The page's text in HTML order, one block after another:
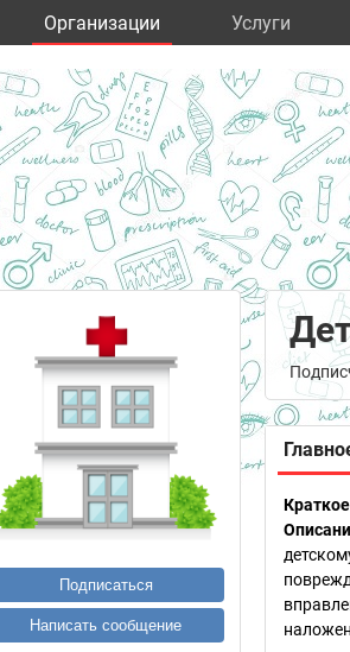
Организации Услуги
Подписаться
Написать сообщение